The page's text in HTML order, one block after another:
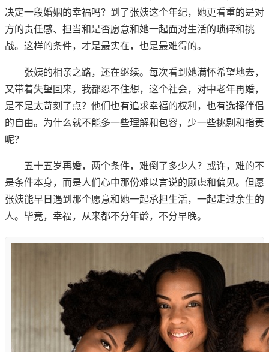
决定一段婚姻的幸福吗？到了张姨这个年纪，她更看重的是对
方的责任感、担当和是否愿意和她一起面对生活的琐碎和挑
战。这样的条件，才是最实在，也是最难得的。
张姨的相亲之路，还在继续。每次看到她满怀希望地去，
又带着失望回来，我都忍不住想，这个社会，对中老年再婚，
是不是太苛刻了点？他们也有追求幸福的权利，也有选择伴侣
的自由。为什么就不能多一些理解和包容，少一些挑剔和指责
呢？
五十五岁再婚，两个条件，难倒了多少人？或许，难的不
是条件本身，而是人们心中那份难以言说的顾虑和偏见。但愿
张姨能早日遇到那个愿意和她一起承担生活，一起走过余生的
人。毕竟，幸福，从来都不分年龄，不分早晚。